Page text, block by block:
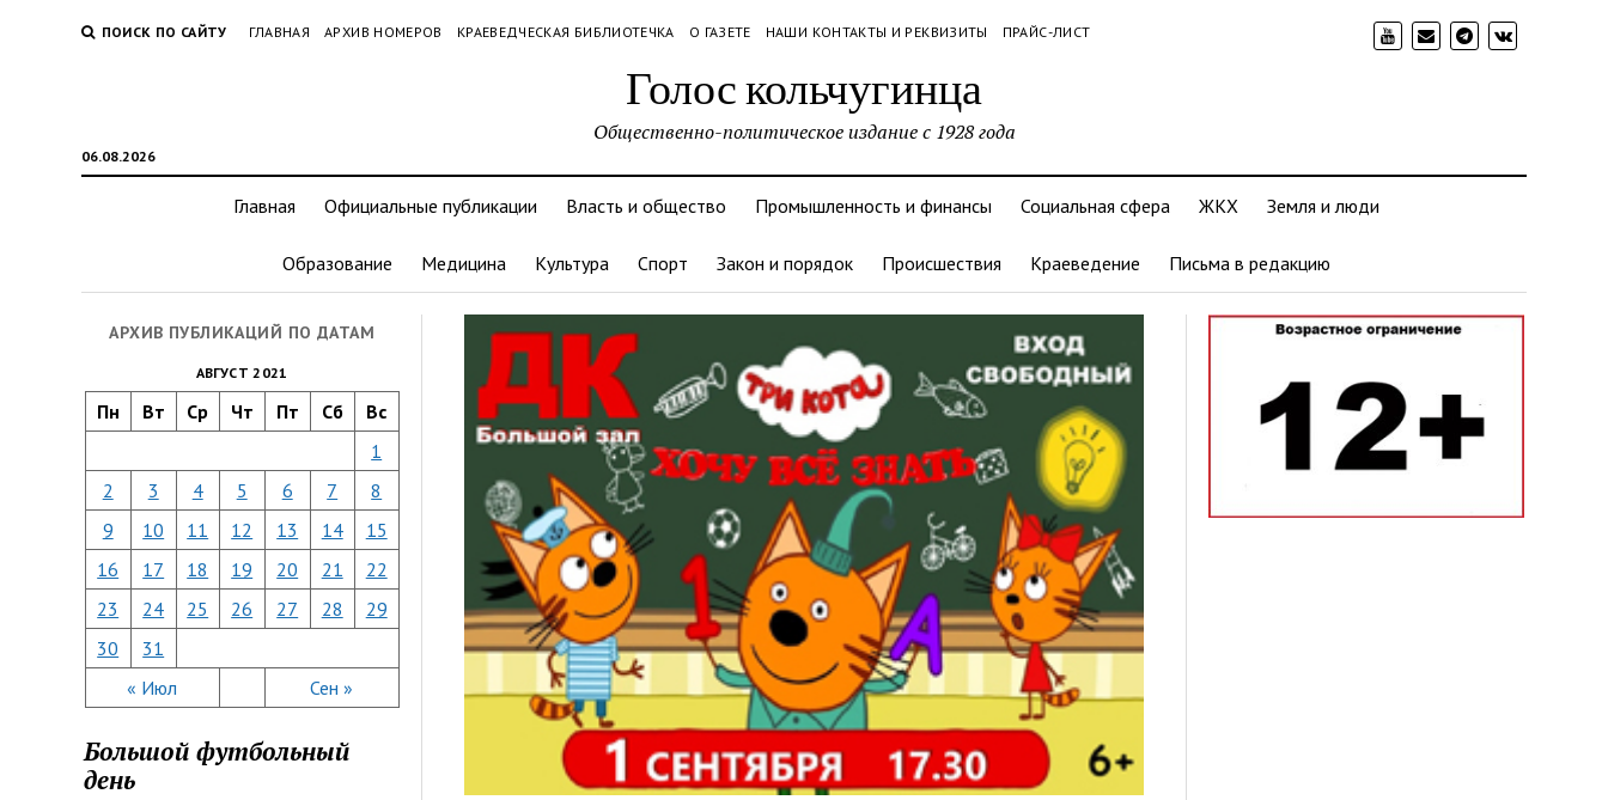
ПОИСК ПО САЙТУ ГЛАВНАЯ АРХИВ НОМЕРОВ КРАЕВЕДЧЕСКАЯ БИБЛИОТЕЧКА О ГАЗЕТЕ НАШИ КОНТАКТЫ И РЕКВИЗИТЫ ПРАЙС-ЛИСТ
Голос кольчугинца
06.08.2026
Общественно-политическое издание с 1928 года
Главная Официальные публикации Власть и общество Промышленность и финансы Социальная сфера ЖКХ Земля и люди
Образование Медицина Культура Спорт Закон и порядок Происшествия Краеведение Письма в редакцию
АРХИВ ПУБЛИКАЦИЙ ПО ДАТАМ
АВГУСТ 2021
Пн Вт Ср Чт Пт Сб Вс
« Июл Сен »
1
2
3 4 5 6 7
8
9
10 11 12 13 14
15
16
17 18 19 20 21
22
23
24 25 26 27 28
29
30
31
Большой футбольный
день